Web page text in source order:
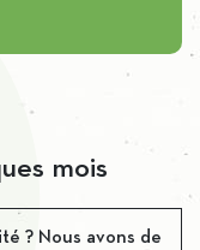
mois
? Nous avons de